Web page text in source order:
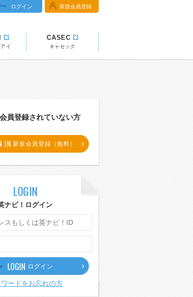
ログイン 新規会員登録
イ
CASEC
キャセック
員登録されていない方
IN 新規会員登録（無料）
LOGIN
ナビ！ログイン
LOGIN ログイン
ードをお忘れの方